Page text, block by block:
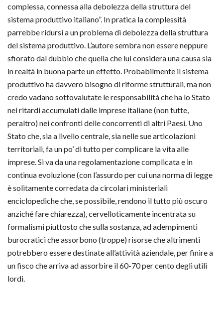
complessa, connessa alla debolezza della struttura del
sistema produttivo italiano”. In pratica la complessità
parrebbe ridursi a un problema di debolezza della struttura
del sistema produttivo. L’autore sembra non essere neppure
sfiorato dal dubbio che quella che lui considera una causa sia
in realtà in buona parte un effetto. Probabilmente il sistema
produttivo ha davvero bisogno di riforme strutturali, ma non
credo vadano sottovalutate le responsabilità che ha lo Stato
nei ritardi accumulati dalle imprese italiane (non tutte,
peraltro) nei confronti delle concorrenti di altri Paesi. Uno
Stato che, sia a livello centrale, sia nelle sue articolazioni
territoriali, fa un po’ di tutto per complicare la vita alle
imprese. Si va da una regolamentazione complicata e in
continua evoluzione (con l’assurdo per cui una norma di legge
è solitamente corredata da circolari ministeriali
enciclopediche che, se possibile, rendono il tutto più oscuro
anziché fare chiarezza), cervelloticamente incentrata su
formalismi piuttosto che sulla sostanza, ad adempimenti
burocratici che assorbono (troppe) risorse che altrimenti
potrebbero essere destinate all’attività aziendale, per finire a
un fisco che arriva ad assorbire il 60-70 per cento degli utili
lordi.